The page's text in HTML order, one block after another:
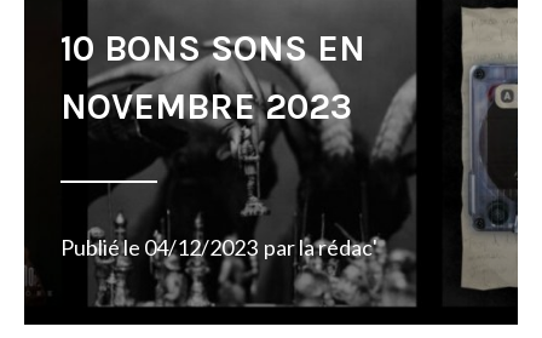
10 BONS SONS EN
NOVEMBRE 2023
Publié le 04/12/2023 parla rédac'